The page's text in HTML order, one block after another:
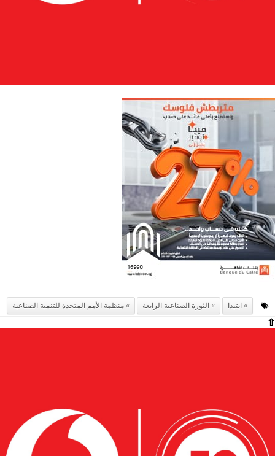
ايتيدا الثورة الصناعية الرابعة منظمة الأمم المتحدة للتنمية الصناعية
⇧